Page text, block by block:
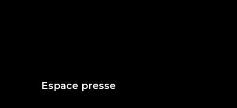
Espace presse